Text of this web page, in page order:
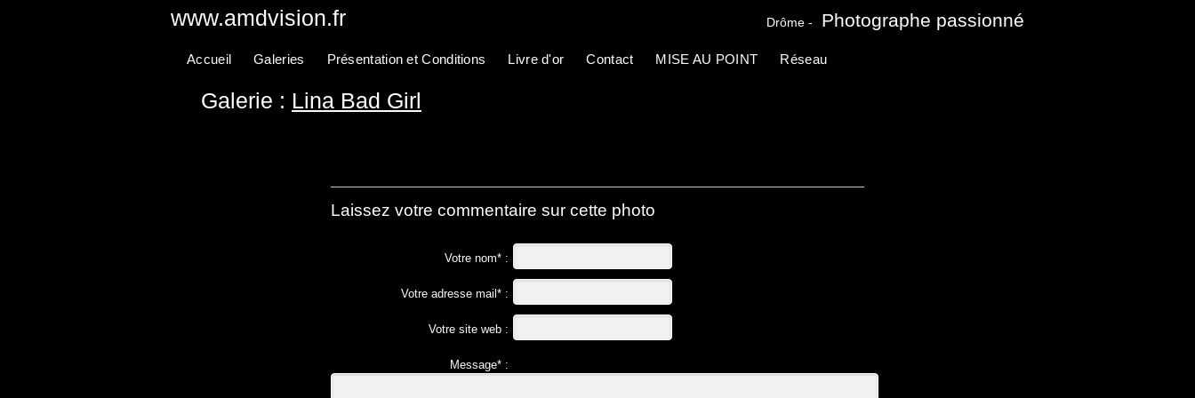
Drôme - Photographe passionné
www.amdvision.fr
Accueil Galeries Présentation et Conditions Livre d'or Contact MISE AU POINT Réseau
Galerie : Lina Bad Girl
Laissez votre commentaire sur cette photo
Votre nom* :
Votre adresse mail* :
Votre site web :
Message* :